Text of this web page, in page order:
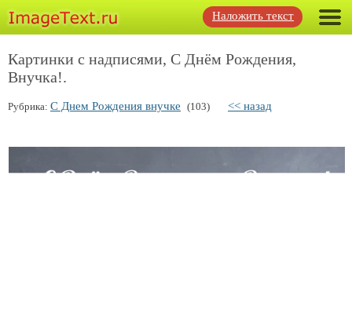
Наложить текст
Картинки с надписями, С Днём Рождения,
Внучка!.
Рубрика: С Днем Рождения внучке (103) << назад